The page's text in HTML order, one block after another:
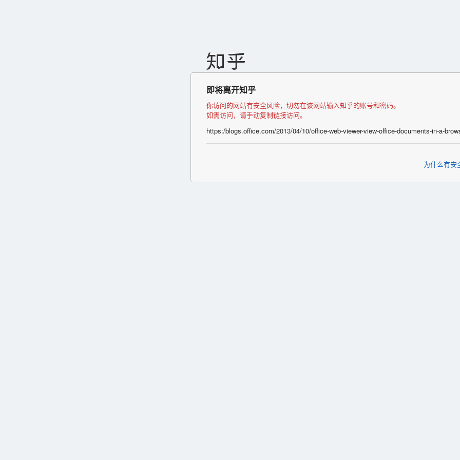
即将离开知乎
你访问的网站有安全风险，切勿在该网站输入知乎的账号和密码。
如需访问，请手动复制链接访问。
https:/blogs.office.com/2013/04/10/office-web-viewer-view-office-documents-in-a-
为什么有安